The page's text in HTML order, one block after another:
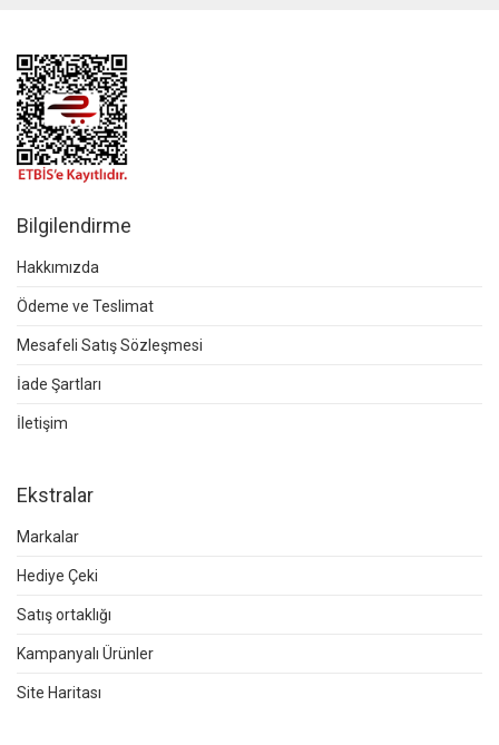
Bilgilendirme
Hakkımızda
Ödeme ve Teslimat
Mesafeli Satış Sözleşmesi
İade Şartları
İletişim
Ekstralar
Markalar
Hediye Çeki
Satış ortaklığı
Kampanyalı Ürünler
Site Haritası